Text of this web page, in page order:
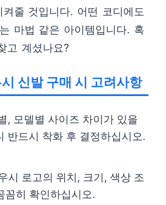
줄 것입니다. 어떤 코디에도
마법 같은 아이템입니다. 혹
고 계셨나요?
신발 구매 시 고려사항
, 모델별 사이즈 차이가 있을
반드시 착화 후 결정하십시오.
시 로고의 위치, 크기, 색상 조
꼼히 확인하십시오.